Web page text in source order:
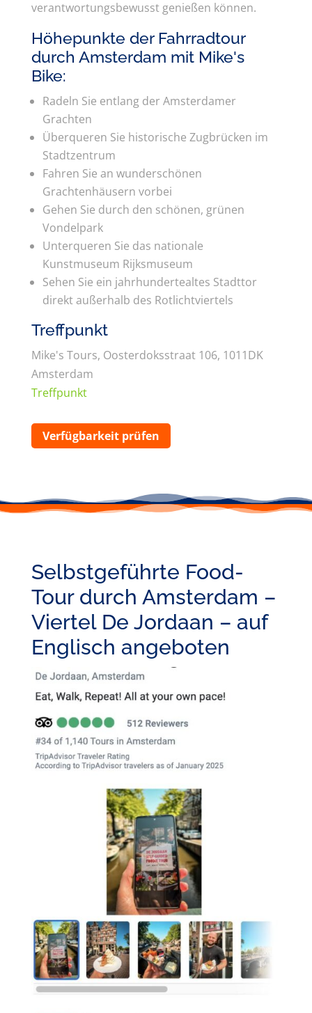
verantwortungsbewusst genießen können.
Höhepunkte der Fahrradtour
durch Amsterdam mit Mike's
Bike:
Radeln Sie entlang der Amsterdamer
Grachten
Überqueren Sie historische Zugbrücken im
Stadtzentrum
Fahren Sie an wunderschönen
Grachtenhäusern vorbei
Gehen Sie durch den schönen, grünen
Vondelpark
Unterqueren Sie das nationale
Kunstmuseum Rijksmuseum
Sehen Sie ein jahrhundertealtes Stadttor
direkt außerhalb des Rotlichtviertels
Treffpunkt
Mike's Tours, Oosterdoksstraat 106, 1011DK
Amsterdam
Treffpunkt
Verfügbarkeit prüfen
Selbstgeführte Food-
Tour durch Amsterdam –
Viertel De Jordaan – auf
Englisch angeboten